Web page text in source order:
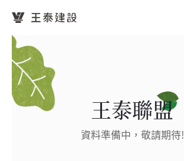
王泰聯盟
資料準備中，敬請期待!